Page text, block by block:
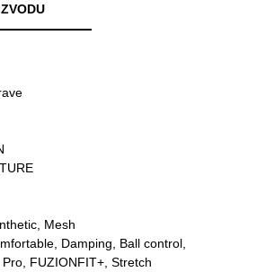
Mesh
Damping, Ball control,
FUZIONFIT+, Stretch